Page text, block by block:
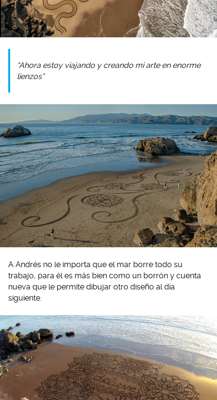
“Ahora estoy viajando y creando mi arte en enorme
lienzos”
A Andrés no le importa que el mar borre todo su
trabajo, para él es más bien como un borrón y cuenta
nueva que le permite dibujar otro diseño al día
siguiente.